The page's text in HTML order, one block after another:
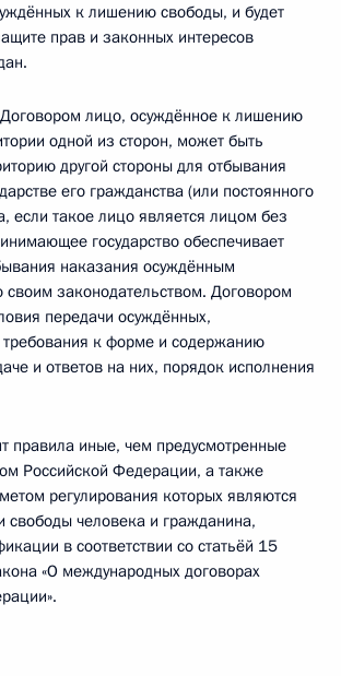
к лишению свободы, и будет
прав и законных интересов
Договором лицо, осуждённое к лишению
одной из сторон, может быть
другой стороны для отбывания
его гражданства (или постоянного
если такое лицо является лицом без
государство обеспечивает
наказания осуждённым
своим законодательством. Договором
передачи осуждённых,
требования к форме и содержанию
и ответов на них, порядок исполнения
правила иные, чем предусмотренные
Российской Федерации, а также
регулирования которых являются
свободы человека и гражданина,
в соответствии со статьёй 15
«О международных договорах